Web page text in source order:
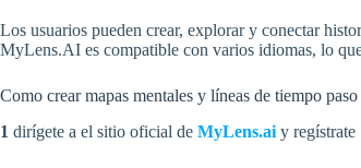
Los usuarios pueden crear, explorar y conectar
MyLens.AI es compatible con varios idiomas, lo
Como crear mapas mentales y líneas de tiempo paso
1 dirígete a el sitio oficial de MyLens.ai y regístrate